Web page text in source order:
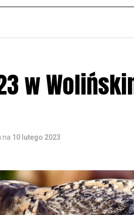
w
na 10 lutego 2023